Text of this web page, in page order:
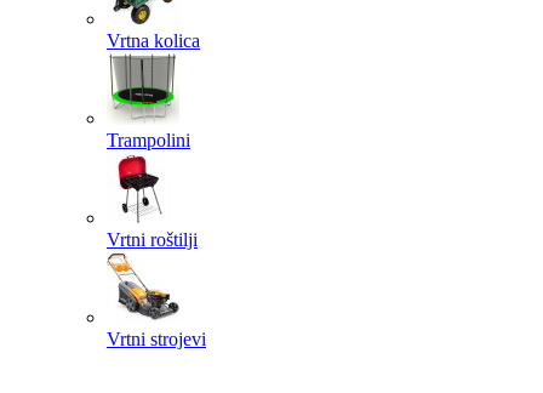
Vrtna kolica
Trampolini
Vrtni roštilji
Vrtni strojevi